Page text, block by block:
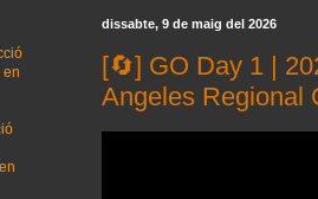
dissabte, 9 de maig del 2026
[🔄] GO Day 1 |
Angeles Regional
en